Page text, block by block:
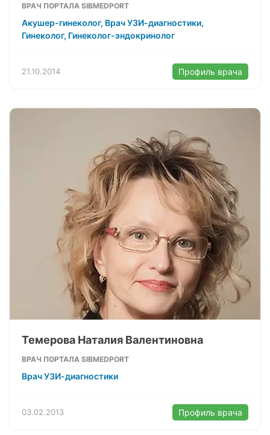
ВРАЧ ПОРТАЛА SIBMEDPORT
Акушер-гинеколог, Врач УЗИ-диагностики,
Гинеколог, Гинеколог-эндокринолог
21.10.2014 Профиль врача
Темерова Наталия Валентиновна
ВРАЧ ПОРТАЛА SIBMEDPORT
Врач УЗИ-диагностики
03.02.2013 Профиль врача